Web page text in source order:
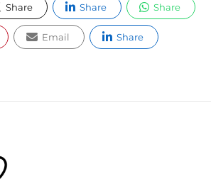
Share Share Share
Email Share